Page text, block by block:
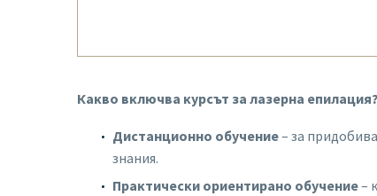
Какво включва курсът за лазерна епилация?
Дистанционно обучение– за
знания.
Практически ориентирано обучение–